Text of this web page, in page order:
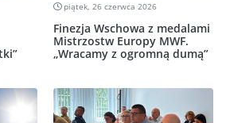
piątek, 26 czerwca 2026
Finezja Wschowa z medalami
Mistrzostw Europy MWF.
„Wracamy z ogromną dumą”